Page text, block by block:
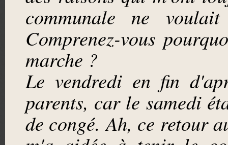
communale ne
Comprenez-vous
marche ?
Le vendredi en fin
parents, car le samedi
de congé. Ah, ce retour